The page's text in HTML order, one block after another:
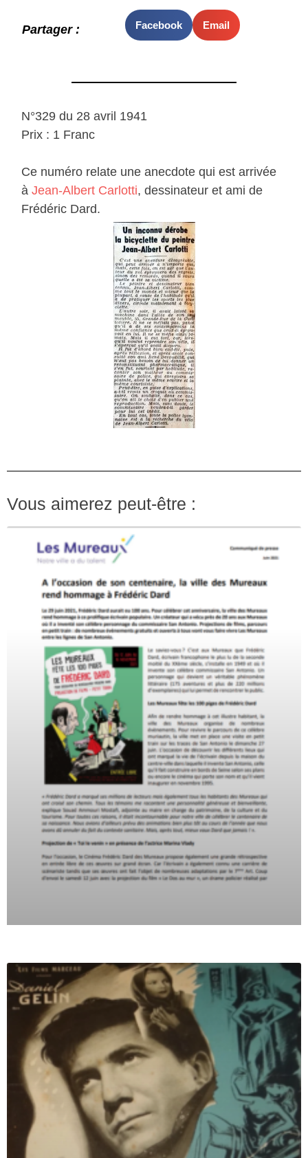
Partager : Facebook Email
N°329 du 28 avril 1941
Prix : 1 Franc
Ce numéro relate une anecdote qui est arrivée
àJean-Albert Carlotti, dessinateur et ami de
Frédéric Dard.
Vous aimerez peut-être :